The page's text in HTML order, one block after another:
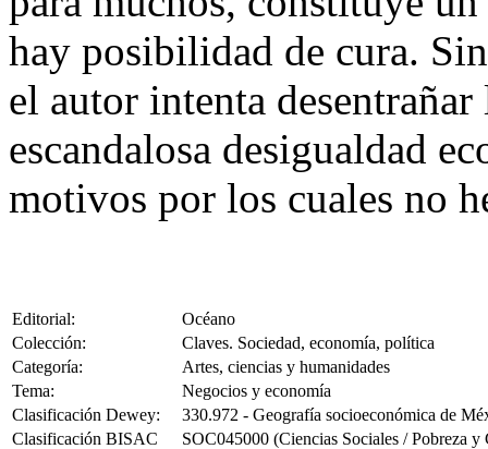
hay posibilidad de cura.
el autor intenta
escandalosa desigualdad
motivos por los cuales no
Editorial:
Océano
Colección:
Claves. Sociedad, economía, política
Categoría:
Artes, ciencias y humanidades
Tema:
Negocios y economía
Clasificación Dewey:
330.972 - Geografía socioeconómica de
Clasificación BISAC
SOC045000 (Ciencias Sociales / Pobreza y